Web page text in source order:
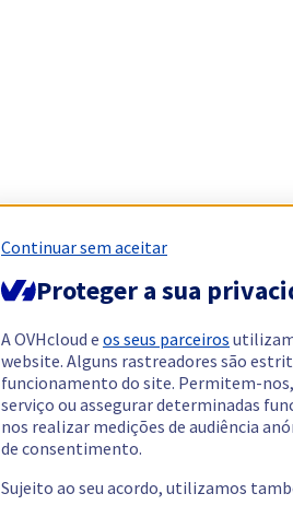
Continuar sem aceitar
Proteger a sua
A OVHcloud e os seus parceiros
website. Alguns rastreadores são
funcionamento do site. Permitem-
serviço ou assegurar determinadas
nos realizar medições de audiência
de consentimento.
Sujeito ao seu acordo, utilizamos